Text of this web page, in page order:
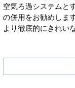
空気ろ過システムと
の併用をお勧めしま
より徹底的にきれい